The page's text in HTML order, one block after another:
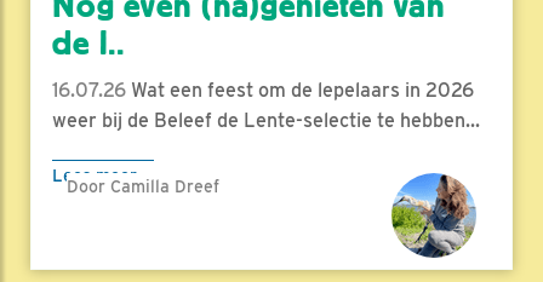
de l..
16.07.26 Wat een feest om de lepelaars in 2026
weer bij de Beleef de Lente-selectie te hebben...
Lees meer
Door Camilla Dreef